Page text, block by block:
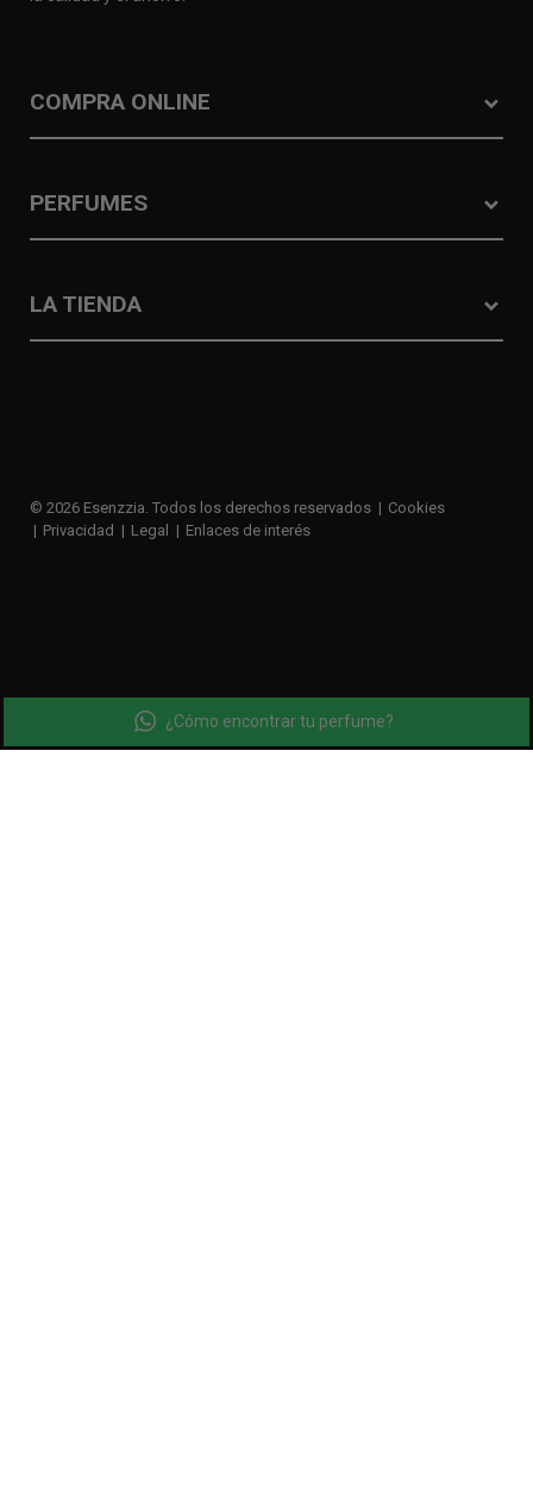
¿Cómo encontrar tu perfume?
COMPRA ONLINE
PERFUMES
LA TIENDA
© 2026 Esenzzia. Todos los derechos reservados
Cookies
Privacidad
Legal Enlaces de interés